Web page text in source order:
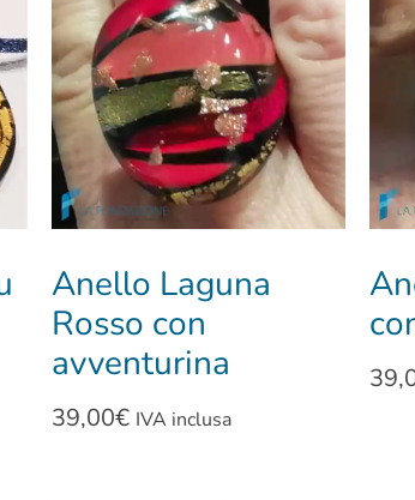
Anello Laguna
Rosso con
avventurina
39,00€ IVA inclusa